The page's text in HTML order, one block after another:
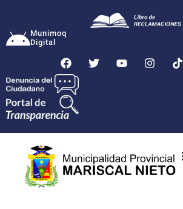
Munimoq
Digital